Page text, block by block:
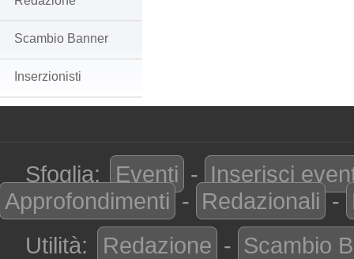
Scambio Banner
Inserzionisti
Sfoglia: Eventi - Inserisci
Approfondimenti - Redazionali -
Utilità:
Redazione - Scambio